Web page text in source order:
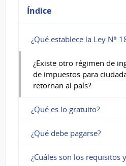
bienes
libre
de
impuestos
para
ciudadanos
uruguayos
que
retornan
Índice
¿Qué establece la Ley Nº
¿Existe otro régimen de
de impuestos para
retornan al país?
¿Qué es lo gratuito?
¿Qué debe pagarse?
¿Cuáles son los requisitos